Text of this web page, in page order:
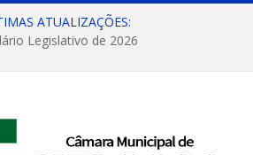
ATUALIZAÇÕES:
Legislativo de 2026